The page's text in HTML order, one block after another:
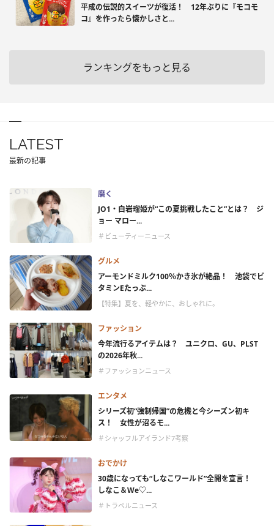
平成の伝説的スイーツが復活！ 12年ぶりに『モコモ
コ』を作ったら懐かしさと...
ランキングをもっと見る
LATEST
最新の記事
磨く
JO1・白岩瑠姫が“この夏挑戦したこと”とは？ ジ
ョー マロー...
＃ビューティーニュース
グルメ
アーモンドミルク100％かき氷が絶品！ 池袋でビ
タミンEたっぷ...
【特集】夏を、軽やかに、おしゃれに。
ファッション
今年流行るアイテムは？ ユニクロ、GU、PLST
の2026年秋...
＃ファッションニュース
エンタメ
シリーズ初“強制帰国”の危機と今シーズン初キ
ス！ 女性が沼るモ...
＃シャッフルアイランド7考察
おでかけ
30歳になっても“しなこワールド”全開を宣言！
しなこ＆We♡...
＃トラベルニュース